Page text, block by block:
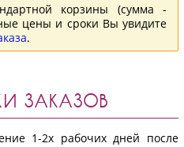
корзины (сумма -
цены и сроки Вы увидите
.
ЗАКАЗОВ
1-2х рабочих дней после